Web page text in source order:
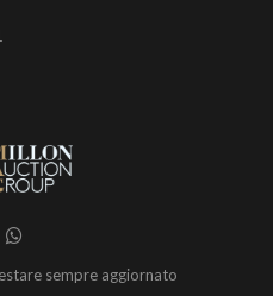
sempre aggiornato